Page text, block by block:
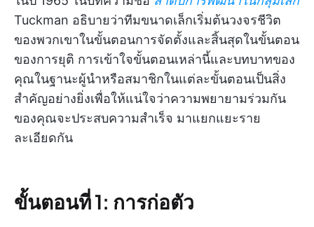
Tuckman อธิบายว่าทีมขนาดเล็กเริ่มต้นวงจรชีวิต
ของพวกเขาในขั้นตอนการจัดตั้งและสิ้นสุดในขั้นตอน
ของการยุติ การเข้าใจขั้นตอนเหล่านี้และบทบาทของ
คุณในฐานะผู้นำหรือสมาชิกในแต่ละขั้นตอนเป็นสิ่ง
สำคัญอย่างยิ่งเพื่อให้แน่ใจว่าความพยายามร่วมกัน
ของคุณจะประสบความสำเร็จ มาแยกแยะราย
ละเอียดกัน
ขั้นตอนที่ 1: การก่อตัว